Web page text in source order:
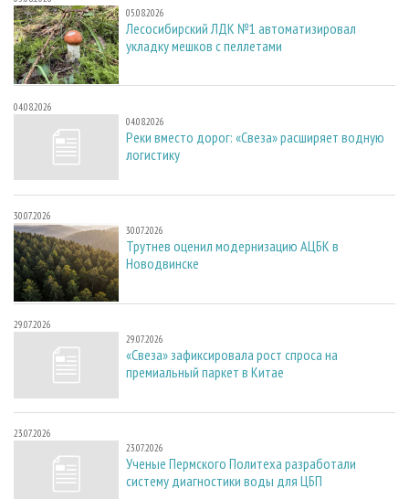
05.08.2026
Лесосибирский ЛДК №1 автоматизировал
укладку мешков с пеллетами
04.08.2026
04.08.2026
Реки вместо дорог: «Свеза» расширяет водную
логистику
30.07.2026
30.07.2026
Трутнев оценил модернизацию АЦБК в
Новодвинске
29.07.2026
29.07.2026
«Свеза» зафиксировала рост спроса на
премиальный паркет в Китае
23.07.2026
23.07.2026
Ученые Пермского Политеха разработали
систему диагностики воды для ЦБП